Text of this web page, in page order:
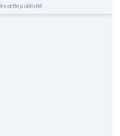
cette publicité